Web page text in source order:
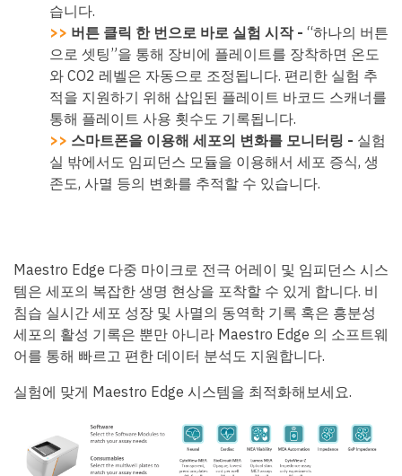
습니다.
>> 버튼 클릭 한 번으로 바로 실험 시작 - “하나의 버튼
으로 셋팅”을 통해 장비에 플레이트를 장착하면 온도
와 CO2 레벨은 자동으로 조정됩니다. 편리한 실험 추
적을 지원하기 위해 삽입된 플레이트 바코드 스캐너를
통해 플레이트 사용 횟수도 기록됩니다.
>> 스마트폰을 이용해 세포의 변화를 모니터링 - 실험
실 밖에서도 임피던스 모듈을 이용해서 세포 증식, 생
존도, 사멸 등의 변화를 추적할 수 있습니다.
Maestro Edge 다중 마이크로 전극 어레이 및 임피던스 시스
템은 세포의 복잡한 생명 현상을 포착할 수 있게 합니다. 비
침습 실시간 세포 성장 및 사멸의 동역학 기록 혹은 흥분성
세포의 활성 기록은 뿐만 아니라 Maestro Edge 의 소프트웨
어를 통해 빠르고 편한 데이터 분석도 지원합니다.
실험에 맞게 Maestro Edge 시스템을 최적화해보세요.